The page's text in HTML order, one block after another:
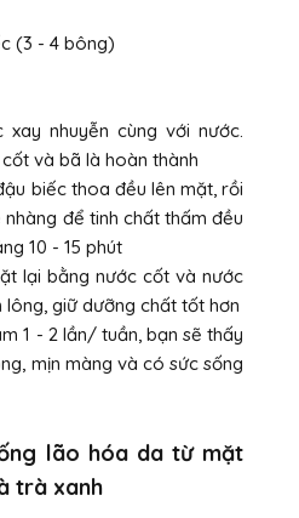
(3 - 4 bông)
nhuyễn cùng với nước.
và bã là hoàn thành
biếc thoa đều lên mặt, rồi
để tinh chất thấm đều
10 - 15 phút
lại bằng nước cốt và nước
lông, giữ dưỡng chất tốt hơn
1 - 2 lần/ tuần, bạn sẽ thấy
mịn màng và có sức sống
lão hóa da từ mặt
trà xanh